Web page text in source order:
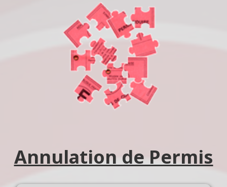
Annulation de Permis